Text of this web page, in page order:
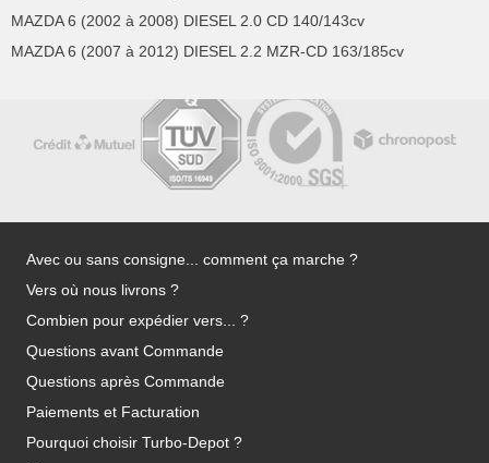
MAZDA 6 (2002 à 2008) DIESEL 2.0 CD 140/143cv
MAZDA 6 (2007 à 2012) DIESEL 2.2 MZR-CD 163/185cv
Avec ou sans consigne... comment ça marche ?
Vers où nous livrons ?
Combien pour expédier vers... ?
Questions avant Commande
Questions après Commande
Paiements et Facturation
Pourquoi choisir Turbo-Depot ?